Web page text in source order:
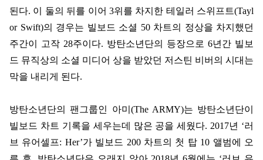
된다. 이 둘의 뒤를 이어 3위를 차지한 테일러 스위프트(Tayl
or Swift)의 경우는 빌보드 소셜 50 차트의 정상을 차지했던
주간이 고작 28주이다. 방탄소년단의 등장으로 6년간 빌보
드 뮤직상의 소셜 미디어 상을 받았던 저스틴 비버의 시대는
막을 내리게 된다.
방탄소년단의 팬그룹인 아미 (The ARMY)는 방탄소년단이
빌보드 차트 기록을 세우는데 많은 공을 세웠다. 2017년 ‘러
브 유어셀프: Her’가 빌보드 200 차트의 첫 탑 10 앨범에 오